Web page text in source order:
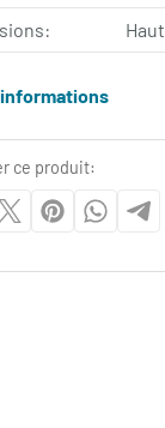
ce produit: